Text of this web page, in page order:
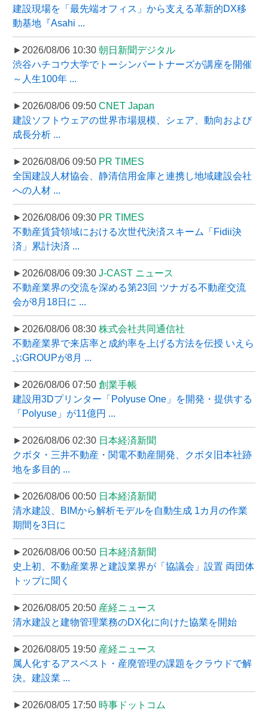
建設現場を「最先端オフィス」から支える革新的DX移
動基地『Asahi ...
►2026/08/06 10:30 朝日新聞デジタル
渋谷ハチコウ大学でトーシンパートナーズが講座を開催
～人生100年 ...
►2026/08/06 09:50 CNET Japan
建設ソフトウェアの世界市場規模、シェア、動向および
成長分析 ...
►2026/08/06 09:50 PR TIMES
全国建設人材協会、静清信用金庫と連携し地域建設会社
への人材 ...
►2026/08/06 09:30 PR TIMES
不動産賃貸領域における次世代決済スキーム「Fidii決
済」累計決済 ...
►2026/08/06 09:30 J-CAST ニュース
不動産業界の交流を深める第23回 ツナガる不動産交流
会が8月18日に ...
►2026/08/06 08:30 株式会社共同通信社
不動産業界で来店率と成約率を上げる方法を伝授 いえら
ぶGROUPが8月 ...
►2026/08/06 07:50 創業手帳
建設用3Dプリンター「Polyuse One」を開発・提供する
「Polyuse」が11億円 ...
►2026/08/06 02:30 日本経済新聞
クボタ・三井不動産・関電不動産開発、クボタ旧本社跡
地を多目的 ...
►2026/08/06 00:50 日本経済新聞
清水建設、BIMから解析モデルを自動生成 1カ月の作業
期間を3日に
►2026/08/06 00:50 日本経済新聞
史上初、不動産業界と建設業界が「協議会」設置 両団体
トップに聞く
►2026/08/05 20:50 産経ニュース
清水建設と建物管理業務のDX化に向けた協業を開始
►2026/08/05 19:50 産経ニュース
属人化するアスベスト・産廃管理の課題をクラウドで解
決。建設業 ...
►2026/08/05 17:50 時事ドットコム